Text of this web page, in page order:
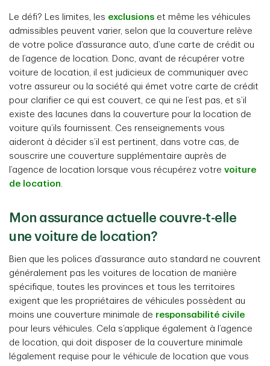
Le défi? Les limites, les exclusions et même les véhicules
admissibles peuvent varier, selon que la couverture relève
de votre police d’assurance auto, d’une carte de crédit ou
de l’agence de location. Donc, avant de récupérer votre
voiture de location, il est judicieux de communiquer avec
votre assureur ou la société qui émet votre carte de crédit
pour clarifier ce qui est couvert, ce qui ne l’est pas, et s’il
existe des lacunes dans la couverture pour la location de
voiture qu’ils fournissent. Ces renseignements vous
aideront à décider s’il est pertinent, dans votre cas, de
souscrire une couverture supplémentaire auprès de
l’agence de location lorsque vous récupérez votre voiture
de location.
Mon assurance actuelle couvre-t-elle
une voiture de location?
Bien que les polices d’assurance auto standard ne couvrent
généralement pas les voitures de location de manière
spécifique, toutes les provinces et tous les territoires
exigent que les propriétaires de véhicules possèdent au
moins une couverture minimale de responsabilité civile
pour leurs véhicules. Cela s’applique également à l’agence
de location, qui doit disposer de la couverture minimale
légalement requise pour le véhicule de location que vous